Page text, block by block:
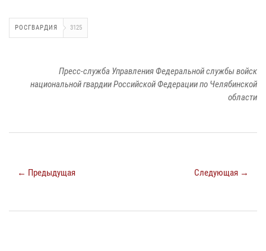
РОСГВАРДИЯ 3125
Пресс-служба Управления Федеральной службы войск
национальной гвардии Российской Федерации по Челябинской
области
← Предыдущая Следующая →